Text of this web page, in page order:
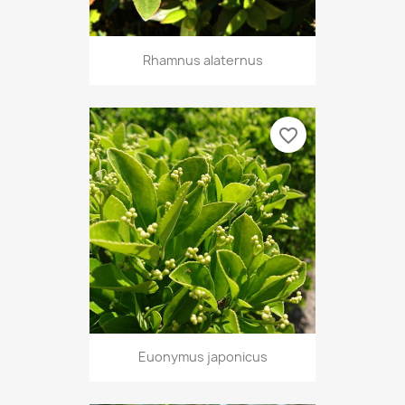
Rhamnus alaternus
Euonymus japonicus
favorite_border